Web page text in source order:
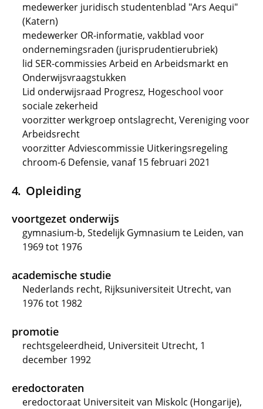
medewerker juridisch studentenblad "Ars Aequi"
(Katern)
medewerker OR-informatie, vakblad voor
ondernemingsraden (jurisprudentierubriek)
lid SER-commissies Arbeid en Arbeidsmarkt en
Onderwijsvraagstukken
Lid onderwijsraad Progresz, Hogeschool voor
sociale zekerheid
voorzitter werkgroep ontslagrecht, Vereniging voor
Arbeidsrecht
voorzitter Adviescommissie Uitkeringsregeling
chroom-6 Defensie, vanaf 15 februari 2021
Opleiding
voortgezet onderwijs
gymnasium-b, Stedelijk Gymnasium te Leiden, van
1969 tot 1976
academische studie
Nederlands recht, Rijksuniversiteit Utrecht, van
1976 tot 1982
promotie
rechtsgeleerdheid, Universiteit Utrecht, 1
december 1992
eredoctoraten
eredoctoraat Universiteit van Miskolc (Hongarije),